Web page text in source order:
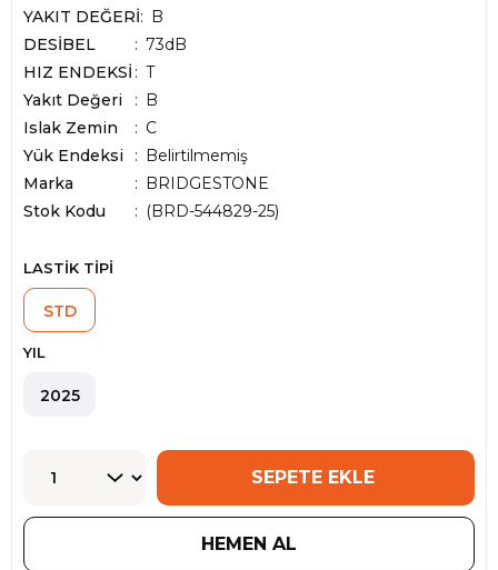
YAKIT DEĞERİ
B
DESİBEL
73dB
HIZ ENDEKSİ
T
Yakıt Değeri
B
Islak Zemin
C
Yük Endeksi
Belirtilmemiş
Marka
: BRIDGESTONE
Stok Kodu
(BRD-544829-25)
LASTİK TİPİ
STD
YIL
2025